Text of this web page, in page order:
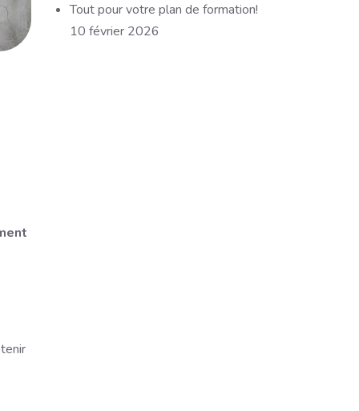
Tout pour votre plan de formation!
10 février 2026